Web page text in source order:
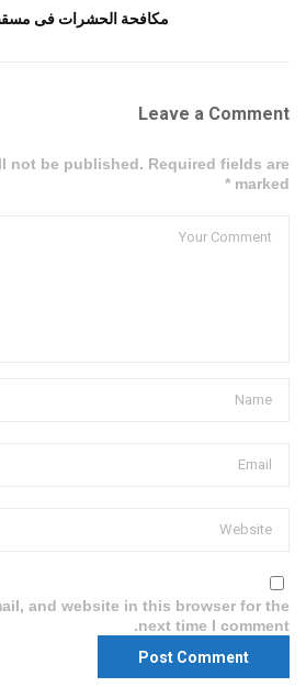
مكافحة الحشرات فى مسقط 93112753 – خصم
Leave a Comment
not be published. Required fields are
marked *
and website in this browser for the
next time I comment.